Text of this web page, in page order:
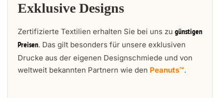
Exklusive Designs
Zertifizierte Textilien erhalten Sie bei uns zu günstigen
Preisen. Das gilt besonders für unsere exklusiven
Drucke aus der eigenen Designschmiede und von
weltweit bekannten Partnern wie den Peanuts™.